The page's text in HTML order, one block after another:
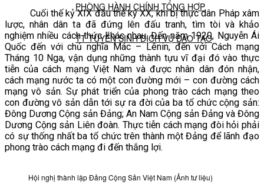
PHÒNG HÀNH CHÍNH TỔNG HỢP
TT TUYỂN SINH DỊCH VỤ ĐÀO TẠO
NGHIÊN CỨU KHOA HỌC
VĂN BẢN
THƯ VIỆN
Cuối thế kỷ XIX đầu thế kỷ XX, khi bị thực dân Pháp xâm
lược, nhân dân ta đã đứng lên đấu tranh, tìm tòi và khảo
nghiệm nhiều cách thức khác nhau. Đến năm 1920, Nguyễn Ái
Quốc đến với chủ nghĩa Mác – Lênin, đến với Cách mạng
Tháng 10 Nga, vận dụng những thành tựu vĩ đại đó vào thực
tiễn của cách mạng Việt Nam và được nhân dân đón nhận,
cách mạng nước ta có một con đường mới – con đường cách
mạng vô sản. Sự phát triển của phong trào cách mạng theo
con đường vô sản dẫn tới sự ra đời của ba tổ chức cộng sản:
Đông Dương Cộng sản Đảng; An Nam Cộng sản Đảng và Đông
Dương Cộng sản Liên đoàn. Thực tiễn cách mạng đòi hỏi phải
có sự thống nhất ba tổ chức trên thành một Đảng để lãnh đạo
phong trào cách mạng đi đến thắng lợi.
Hội nghị thành lập Đảng Cộng Sản Việt Nam (Ảnh tư liệu)